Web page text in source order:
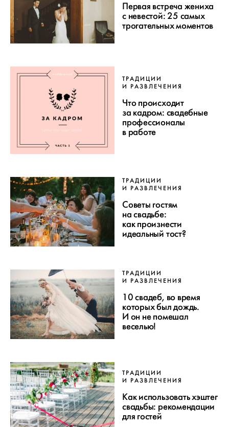
Первая встреча жениха
с невестой: 25 самых
трогательных моментов
ТРАДИЦИИ
И РАЗВЛЕЧЕНИЯ
Что происходит
за кадром: свадебные
профессионалы
в работе
ТРАДИЦИИ
И РАЗВЛЕЧЕНИЯ
Советы гостям
на свадьбе:
как произнести
идеальный тост?
ТРАДИЦИИ
И РАЗВЛЕЧЕНИЯ
10 свадеб, во время
которых был дождь.
И он не помешал
веселью!
ТРАДИЦИИ
И РАЗВЛЕЧЕНИЯ
Как использовать хэштег
свадьбы: рекомендации
для гостей